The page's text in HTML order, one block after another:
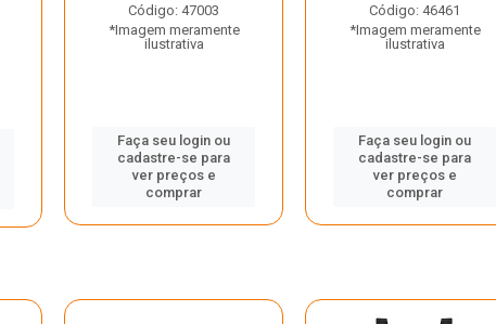
Código: 47003
*Imagem meramente
ilustrativa
Faça seu login ou
cadastre-se para
ver preços e
comprar
Código: 46461
*Imagem meramente
ilustrativa
Faça seu login ou
cadastre-se para
ver preços e
comprar